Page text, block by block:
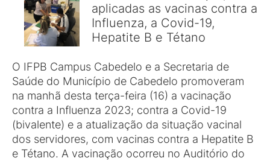
aplicadas as vacinas contra a
Influenza, a Covid-19,
Hepatite B e Tétano
O IFPB Campus Cabedelo e a Secretaria de
Saúde do Município de Cabedelo promoveram
na manhã desta terça-feira (16) a vacinação
contra a Influenza 2023; contra a Covid-19
(bivalente) e a atualização da situação vacinal
dos servidores, com vacinas contra a Hepatite B
e Tétano. A vacinação ocorreu no Auditório do